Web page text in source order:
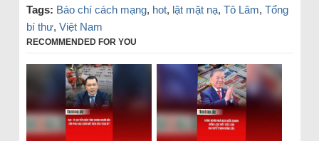
Tags: Báo chí cách mạng, hot, lật mặt nạ, Tô Lâm, Tổng
bí thư, Việt Nam
RECOMMENDED FOR YOU